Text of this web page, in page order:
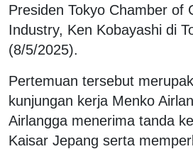
Presiden Tokyo Chamber of
Industry, Ken Kobayashi di
(8/5/2025).
Pertemuan tersebut
kunjungan kerja Menko
Airlangga menerima tanda
Kaisar Jepang serta